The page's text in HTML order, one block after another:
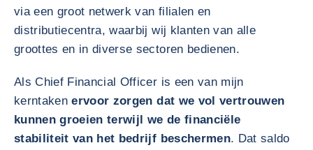
via een groot netwerk van filialen en
distributiecentra, waarbij wij klanten van alle
groottes en in diverse sectoren bedienen.
Als Chief Financial Officer is een van mijn
kerntakenervoor zorgen dat we vol vertrouwen
kunnen groeien terwijl we de financiële
stabiliteit van het bedrijf beschermen. Dat saldo